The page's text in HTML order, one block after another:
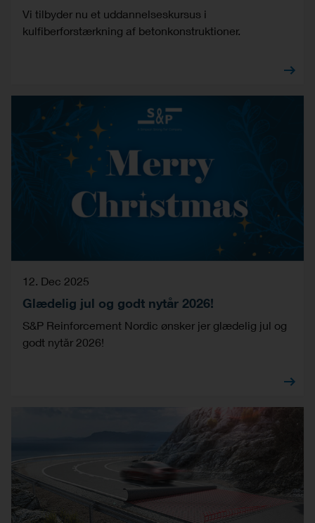
Vi tilbyder nu et uddannelseskursus i
kulfiberforstærkning af betonkonstruktioner.
12. Dec 2025
Glædelig jul og godt nytår 2026!
S&P Reinforcement Nordic ønsker jer glædelig jul og
godt nytår 2026!